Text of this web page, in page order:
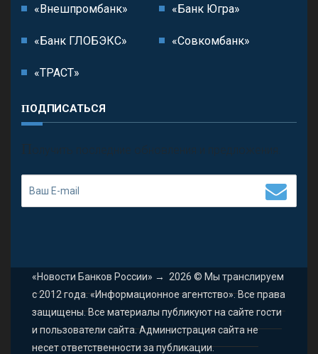
«Внешпромбанк» «Банк Югра»
«Банк ГЛОБЭКС» «Совкомбанк»
«ТРАСТ»
ПОДПИСАТЬСЯ
П олучить последние обновления и предложения.
«Новости Банков России» → 2026 © Мы транслируем
с 2012 года. «Информационное агентство». Все права
защищены. Все материалы публикуют на сайте гости
и пользователи сайта. Администрация сайта не
несет ответственности за публикации.